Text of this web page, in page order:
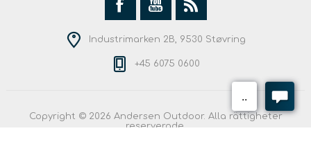
Industrimarken 2B, 9530 Støvring
+45 6075 0600
Copyright © 2026 Andersen Outdoor. Alla rättigheter
reserverade.